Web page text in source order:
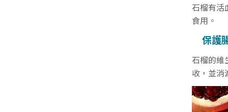
石榴有活
食用。
保護
石榴的維
收，並消